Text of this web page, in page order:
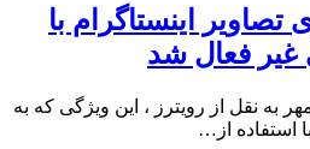
تصاویر اینستاگرام با
فعال شد
به نقل از رویترز ، این ویژگی که به
استفاده از…